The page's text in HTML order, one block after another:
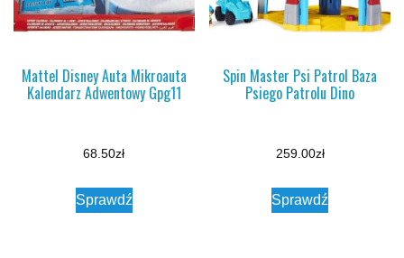
Mattel Disney Auta Mikroauta
Kalendarz Adwentowy Gpg11
68.50zł
Sprawdź
Spin Master Psi Patrol Baza
Psiego Patrolu Dino
259.00zł
Sprawdź